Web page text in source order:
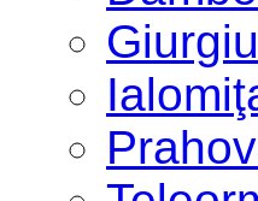
Giurgiu